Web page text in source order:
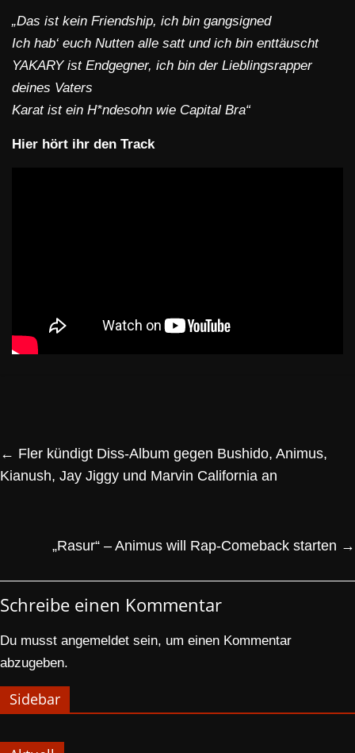
„Das ist kein Friendship, ich bin gangsigned
Ich hab‘ euch Nutten alle satt und ich bin enttäuscht
YAKARY ist Endgegner, ich bin der Lieblingsrapper
deines Vaters
Karat ist ein H*ndesohn wie Capital Bra“
Hier hört ihr den Track
← Fler kündigt Diss-Album gegen Bushido, Animus,
Kianush, Jay Jiggy und Marvin California an
„Rasur“ – Animus will Rap-Comeback starten →
Schreibe einen Kommentar
Du musst angemeldet sein, um einen Kommentar
abzugeben.
Sidebar